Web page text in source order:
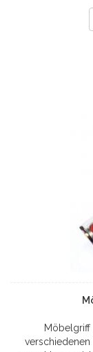
Möbelgriff
verschiedenen